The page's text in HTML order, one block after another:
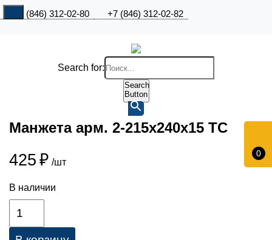
+7 (846) 312-02-80 +7 (846) 312-02-82
0
Search for:
Search
Button
Манжета арм. 2-215х240х15 ТС
425 ₽ /шт
В наличии